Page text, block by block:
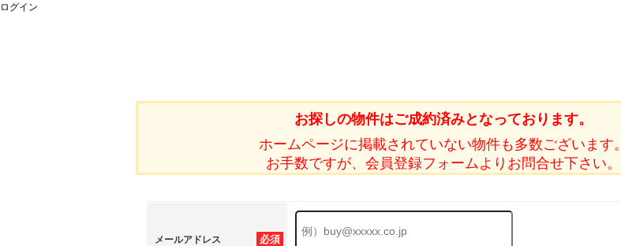
ログイン
お探しの物件はご成約済みとなっております。
ホームページに掲載されていない物件も多数ございます。
お手数ですが、会員登録フォームよりお問合せ下さい。
必須
メールアドレス